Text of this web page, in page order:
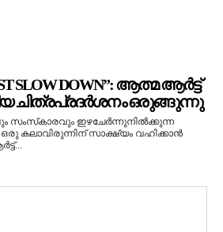
SLOW DOWN”: ആത്മ ആർട്ട്
ചിത്രപ്രദർശനം ഒരുങ്ങുന്നു
സംസ്‌കാരവും ഇഴചേർന്നുനിൽക്കുന്ന
ഒരു കലാവിരുന്നിന് സാക്ഷ്യം വഹിക്കാൻ